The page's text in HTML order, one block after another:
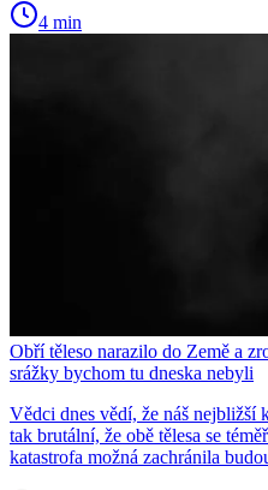
4 min
Obří těleso narazilo do Země a
srážky bychom tu dneska nebyli
Vědci dnes vědí, že náš nejbližší
tak brutální, že obě tělesa se
katastrofa možná zachránila